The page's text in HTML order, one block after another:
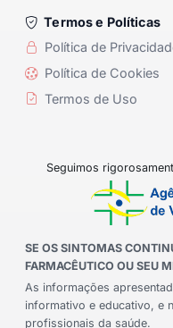
Termos e Políticas
Política de
Política de Cookies
Termos de Uso
Seguimos
SE OS SINTOMAS
FARMACÊUTICO OU SEU
As informações
informativo e educativo, e
profissionais da saúde.